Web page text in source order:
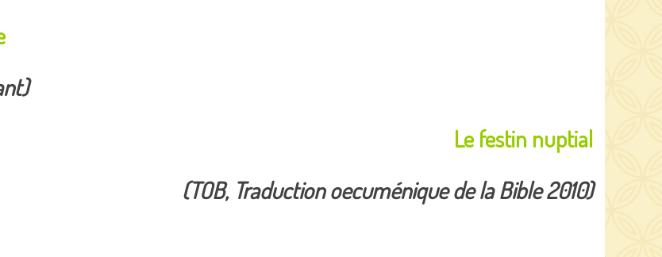
Le festin nuptial
(TOB, Traduction oecuménique de la Bible 2010)